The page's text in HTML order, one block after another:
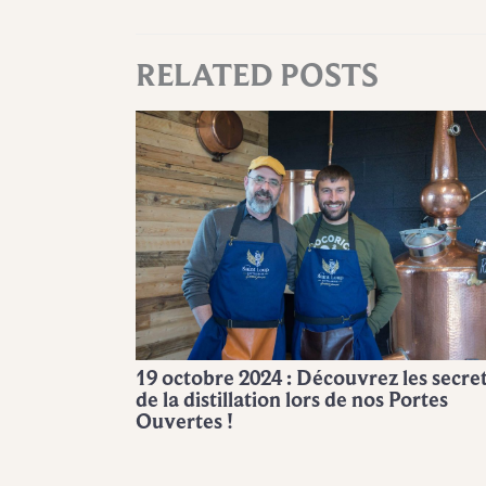
RELATED POSTS
19 octobre 2024 : Découvrez les
de la distillation lors de nos Portes
Ouvertes !